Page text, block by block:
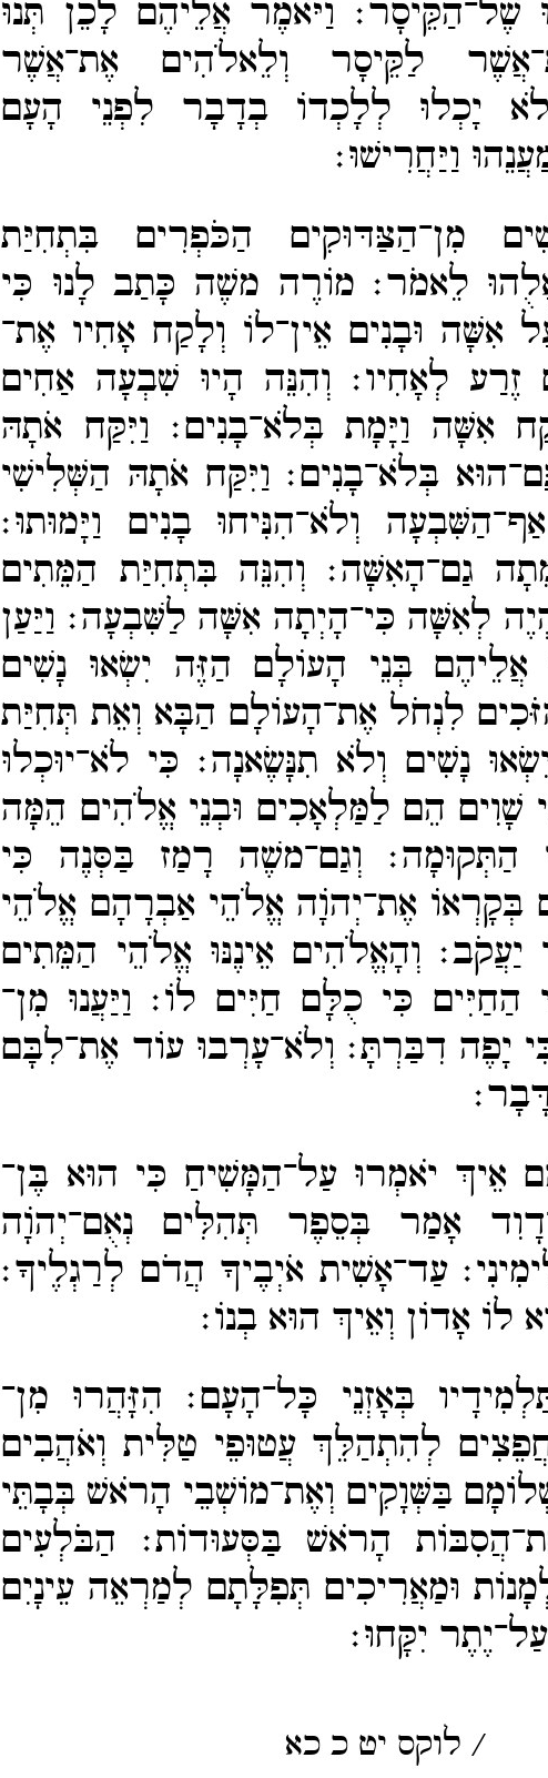
שֶׁל־​הַקֵּיסָר׃ וַיֹּאמֶר אֲלֵיהֶם לָכֵן תְּנוּ
לַקֵּיסָר וְלֵאלֹהִים אֶת־​אֲשֶׁר
יָכְלוּ לְלָכְדוֹ בְדָבָר לִפְנֵי הָעָם
וַיַּחֲרִישׁוּ׃
מִן־​הַצַּדּוּקִים הַכֹּפְרִים בִּתְחִיַּת
לֵאמֹר׃ מוֹרֶה משֶׁה כָּתַב לָנוּ כִּי
אִשָּׁה וּבָנִים אֵין־​לוֹ וְלָקַח אָחִיו אֶת־​
זֶרַע לְאָחִיו׃ וְהִנֵּה הָיוּ שִׁבְעָה אַחִים
אִשָּׁה וַיָּמָת בְּלֹא־​בָנִים׃ וַיִּקַּח אֹתָהּ
בְּלֹא־​בָנִים׃ וַיִּקַּח אֹתָהּ הַשְּׁלִישִׁי
וְלֹא־​הִנִּיחוּ בָנִים וַיָּמוּתוּ׃
גַם־​הָאִשָּׁה׃ וְהִנֵּה בִּתְחִיַּת הַמֵּתִים
לְאִשָּׁה כִּי־​הָיְתָה אִשָּׁה לַשִּׁבְעָה׃ וַיַּעַן
אֲלֵיהֶם בְּנֵי הָעוֹלָם הַזֶּה יִשְׂאוּ נָשִׁים
לִנְחֹל אֶת־​הָעוֹלָם הַבָּא וְאֵת תְּחִיַּת
נָשִׁים וְלֹא תִנָּשֶׂאנָה׃ כִּי לֹא־​יוּכְלוּ
שָׁוִים הֵם לַמַּלְאָכִים וּבְנֵי אֱלֹהִים הֵמָּה
הַתְּקוּמָה׃ וְגַם־​משֶׁה רָמַז בַּסְּנֶה כִּי
בְּקָרְאוֹ אֶת־​יְהוָֹה אֱלֹהֵי אַבְרָהָם אֱלֹהֵי
יַעֲקֹב׃ וְהָאֱלֹהִים אֵינֶנּוּ אֱלֹהֵי הַמֵּתִים
הַחַיִּים כִּי כֻלָּם חַיִּים לוֹ׃ וַיַּעֲנוּ מִן־​
יָפֶה דִבַּרְתָּ׃ וְלֹא־​עָרְבוּ עוֹד אֶת־​לִבָּם
אֵיךְ יֹאמְרוּ עַל־​הַמָּשִׁיחַ כִּי הוּא בֶּן־​
אָמַר בְּסֵפֶר תְּהִלִּים נְאֻם־​יְהוָֹה
עַד־​אָשִׁית אֹיְבֶיךָ הֲדֹם לְרַגְלֶיךָ׃
לוֹ אָדוֹן וְאֵיךְ הוּא בְנוֹ׃
בְּאָזְנֵי כָּל־​הָעָם׃ הִזָּהֲרוּ מִן־​
לְהִתְהַלֵּךְ עֲטוּפֵי טַלִּית וְאֹהֲבִים
בַּשְּׁוָקִים וְאֶת־​מוֹשְׁבֵי הָרֹאשׁ בְּבָתֵּי
הָרֹאשׁ בַּסְּעוּדוֹת׃ הַבֹּלְעִים
וּמַאֲרִיכִים תְּפִלָּתָם לְמַרְאֵה עֵינָיִם
יִקָּחוּ׃
/ לוקס יט ככא